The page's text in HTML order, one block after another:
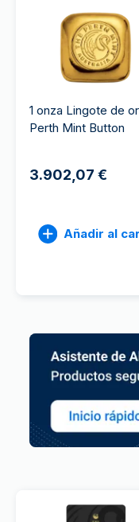
inversores y
Perth Mint puede
largo plazo y a
1 onza Lingote de
Perth Mint Button
3.902,07 €
Añadir al